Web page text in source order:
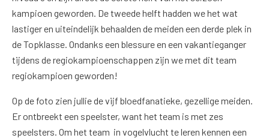
kampioen geworden. De tweede helft hadden we het wat
lastiger en uiteindelijk behaalden de meiden een derde plek in
de Topklasse. Ondanks een blessure en een vakantieganger
tijdens de regiokampioenschappen zijn we met dit team
regiokampioen geworden!
Op de foto zien jullie de vijf bloedfanatieke, gezellige meiden.
Er ontbreekt een speelster, want het team is met zes
speelsters. Om het team in vogelvlucht te leren kennen een